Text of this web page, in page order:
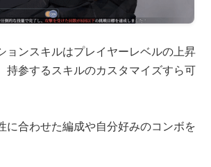
ョンスキルはプレイヤーレベルの上昇
持参するスキルのカスタマイズすら可
に合わせた編成や自分好みのコンボを